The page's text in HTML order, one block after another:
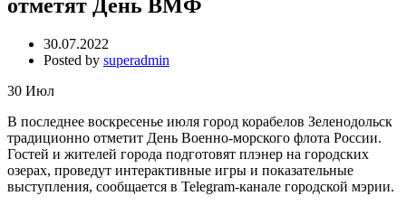
отметят День ВМФ
30.07.2022
Posted by superadmin
30 Июл
В последнее воскресенье июля город корабелов Зеленодольск
традиционно отметит День Военно-морского флота России.
Гостей и жителей города подготовят плэнер на городских
озерах, проведут интерактивные игры и показательные
выступления, сообщается в Telegram-канале городской мэрии.